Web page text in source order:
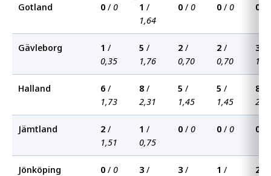
Gotland 0 / 0 1 /
1,64
0 / 0 0 / 0 0
Gävleborg 1 /
0,35
5 /
1,76
2 /
0,70
2 /
0,70
3
Halland 6 /
1,73
8 /
2,31
5 /
1,45
5 /
1,45
8
Jämtland 2 /
1,51
1 /
0,75
0 / 0 0 / 0 0
Jönköping 0 / 0 3 /
3 /
1 /
2